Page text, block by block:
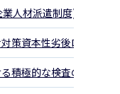
業人材派遣制度)」説明
策資本性劣後ローンの
積極的な検査の実施に